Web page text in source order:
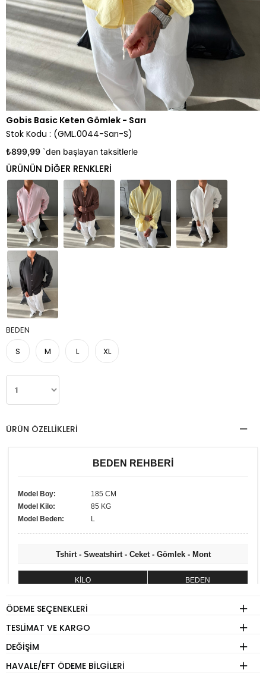
Gobis Basic Keten Gömlek - Sarı
Stok Kodu
(GML.0044-Sarı-S)
₺899,99 `den başlayan taksitlerle
BEDEN
S
M L XL
ÜRÜN ÖZELLIKLERI
BEDEN REHBERİ
Model Boy:
185 CM
Model Kilo:
85 KG
Model Beden:
L
Tshirt - Sweatshirt - Ceket - Gömlek - Mont
KİLO BEDEN
ÖDEME SEÇENEKLERI
TESLIMAT VE KARGO
DEĞIŞIM
HAVALE/EFT ÖDEME BILGILERI